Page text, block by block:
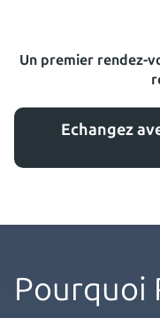
Un premier rendez-
Echangez
Pourquoi